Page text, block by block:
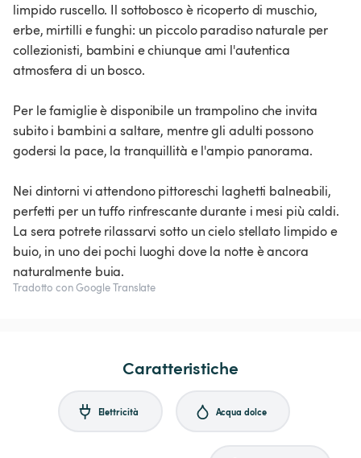
limpido ruscello. Il sottobosco è ricoperto di muschio,
erbe, mirtilli e funghi: un piccolo paradiso naturale per
collezionisti, bambini e chiunque ami l'autentica
atmosfera di un bosco.
Per le famiglie è disponibile un trampolino che invita
subito i bambini a saltare, mentre gli adulti possono
godersi la pace, la tranquillità e l'ampio panorama.
Nei dintorni vi attendono pittoreschi laghetti balneabili,
perfetti per un tuffo rinfrescante durante i mesi più caldi.
La sera potrete rilassarvi sotto un cielo stellato limpido e
buio, in uno dei pochi luoghi dove la notte è ancora
naturalmente buia.
Tradotto con Google Translate
Caratteristiche
Elettricità Acqua dolce